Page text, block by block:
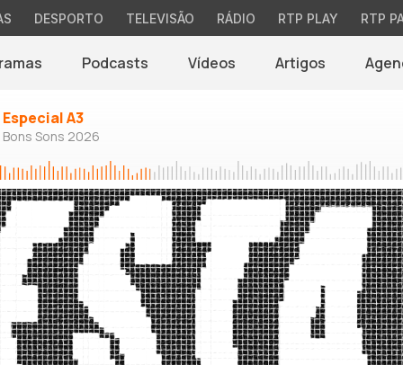
DESPORTO TELEVISÃO RÁDIO RTP PLAY RTP
Podcasts Vídeos Artigos
Especial A3
Bons Sons 2026